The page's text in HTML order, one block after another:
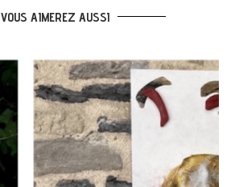
VOUS AIMEREZ AUSSI